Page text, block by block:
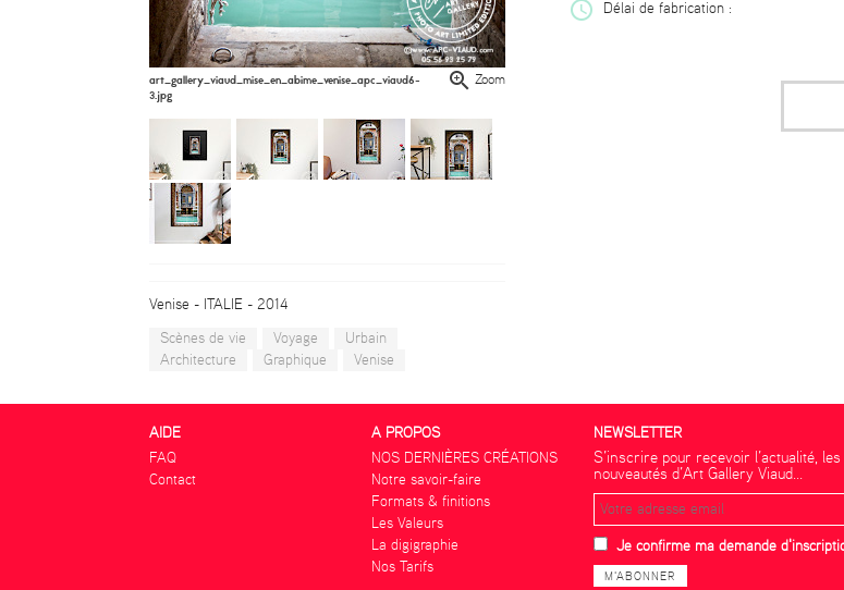
art_gallery_viaud_mise_en_abime_venise_apc_viaud6-
3.jpg
Zoom
Venise - ITALIE - 2014
Scènes de vie Voyage
Urbain
Architecture
Graphique Venise
Délai de fabrication :
AIDE
FAQ
Contact
A PROPOS
NOS DERNIÈRES CRÉATIONS
Notre savoir-faire
Formats & finitions
Les Valeurs
La digigraphie
Nos Tarifs
NEWSLETTER
S’inscrire pour recevoir l’actualité, les
nouveautés d’Art Gallery Viaud...
Je confirme ma demande